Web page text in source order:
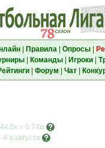
| Правила| Опросы|
| Команды| Игроки|
| Форум Чат|
= 0.74м
-6 в августе